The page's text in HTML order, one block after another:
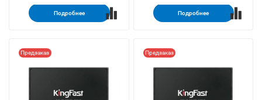
Подробнее Подробнее
Предзаказ Предзаказ